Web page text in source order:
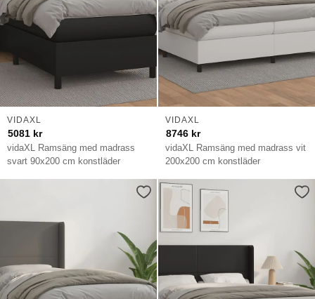
vidaXL Ramsäng med madrass
svart 90x200 cm konstläder
VIDAXL
5081 kr
vidaXL Ramsäng med madrass vit
200x200 cm konstläder
VIDAXL
8746 kr